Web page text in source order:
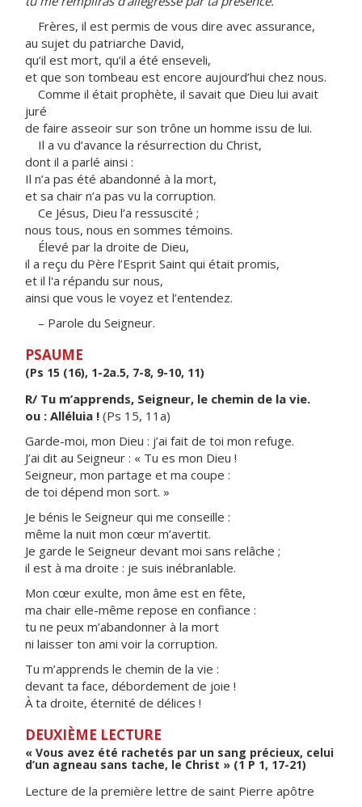
Frères, il est permis de vous dire avec assurance,
au sujet du patriarche David,
qu’il est mort, qu’il a été enseveli,
et que son tombeau est encore aujourd’hui chez nous.
Comme il était prophète, il savait que Dieu lui avait
juré
de faire asseoir sur son trône un homme issu de lui.
Il a vu d’avance la résurrection du Christ,
dont il a parlé ainsi :
Il n’a pas été abandonné à la mort,
et sa chair n’a pas vu la corruption.
Ce Jésus, Dieu l’a ressuscité ;
nous tous, nous en sommes témoins.
Élevé par la droite de Dieu,
il a reçu du Père l’Esprit Saint qui était promis,
et il l'a répandu sur nous,
ainsi que vous le voyez et l’entendez.
– Parole du Seigneur.
PSAUME
(Ps 15 (16), 1-2a.5, 7-8, 9-10, 11)
R/ Tu m’apprends, Seigneur, le chemin de la vie.
ou : Alléluia ! (Ps 15, 11a)
Garde-moi, mon Dieu : j’ai fait de toi mon refuge.
J’ai dit au Seigneur : « Tu es mon Dieu !
Seigneur, mon partage et ma coupe :
de toi dépend mon sort. »
Je bénis le Seigneur qui me conseille :
même la nuit mon cœur m’avertit.
Je garde le Seigneur devant moi sans relâche ;
il est à ma droite : je suis inébranlable.
Mon cœur exulte, mon âme est en fête,
ma chair elle-même repose en confiance :
tu ne peux m’abandonner à la mort
ni laisser ton ami voir la corruption.
Tu m’apprends le chemin de la vie :
devant ta face, débordement de joie !
À ta droite, éternité de délices !
DEUXIÈME LECTURE
« Vous avez été rachetés par un sang précieux, celui
d’un agneau sans tache, le Christ » (1 P 1, 17-21)
Lecture de la première lettre de saint Pierre apôtre